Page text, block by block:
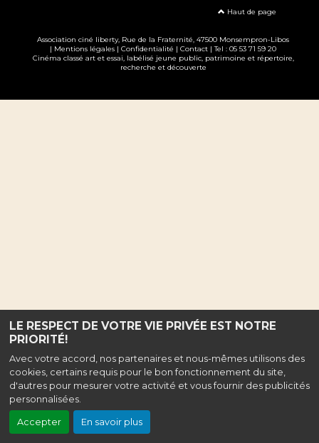
LE RESPECT DE VOTRE VIE PRIVÉE EST NOTRE
PRIORITÉ!
Avec votre accord, nos partenaires et nous-mêmes utilisons des
cookies, certains requis pour le bon fonctionnement du site,
d'autres pour mesurer votre activité et vous fournir des publicités
personnalisées.
Accepter En savoir plus
Haut de page
Association ciné liberty, Rue de la Fraternité, 47500 Monsempron-Libos
| Mentions légales | Confidentialité | Contact | Tel : 05 53 71 59 20
Cinéma classé art et essai, labélisé jeune public, patrimoine et répertoire,
recherche et découverte